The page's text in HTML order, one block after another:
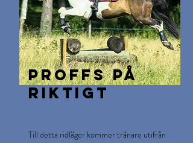
Proffs på
riktigt
Till detta ridläger kommer tränare utifrån